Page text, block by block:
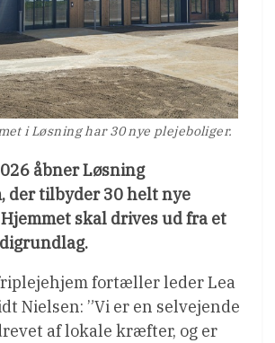
i Løsning har 30 nye plejeboliger.
åbner Løsning
der tilbyder 30 helt nye
skal drives ud fra et
fortæller leder Lea
Nielsen: ”Vi er en selvejende
af lokale kræfter, og er